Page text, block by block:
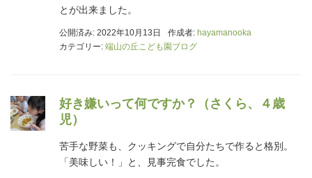
とが出来ました。
公開済み: 2022年10月13日 作成者: hayamanooka
カテゴリー: 端山の丘こども園ブログ
好き嫌いって何ですか？（さくら、４歳
児）
苦手な野菜も、クッキングで自分たちで作ると格別。
「美味しい！」と、見事完食でした。